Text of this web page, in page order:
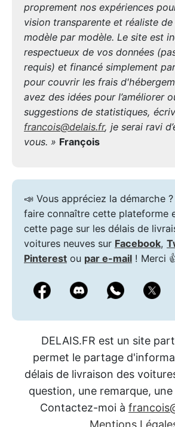
proprement nos expériences
vision transparente et réaliste de
modèle par modèle. Le site est
respectueux de vos données
requis) et financé simplement
pour couvrir les frais
avez des idées pour l’améliorer
suggestions de statistiques,
francois@delais.fr, je serai ravi
vous. » François
📣 Vous appréciez la démarche
faire connaître cette plateforme
cette page sur les délais de
voitures neuves sur Facebook,
Pinterest ou par e-mail ! Merci
DELAIS.FR est un site
permet le partage
délais de livraison des
question, une remarque,
Contactez-moi à
Mentions